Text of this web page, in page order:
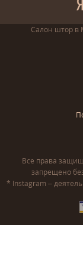
Салон штор в
Все права
запрещено
* Instagram –